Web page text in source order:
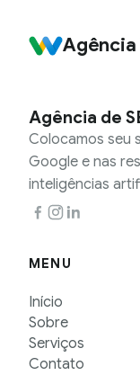
Agência
Agência de
Colocamos seu
Google e nas
inteligências
MENU
Início
Sobre
Serviços
Contato